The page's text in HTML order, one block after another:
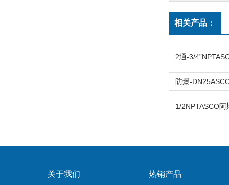
相关产品：
关于我们 热销产品